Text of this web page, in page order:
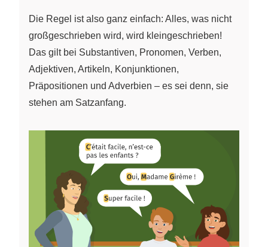
Die Regel ist also ganz einfach: Alles, was nicht
großgeschrieben wird, wird kleingeschrieben!
Das gilt bei Substantiven, Pronomen, Verben,
Adjektiven, Artikeln, Konjunktionen,
Präpositionen und Adverbien – es sei denn, sie
stehen am Satzanfang.